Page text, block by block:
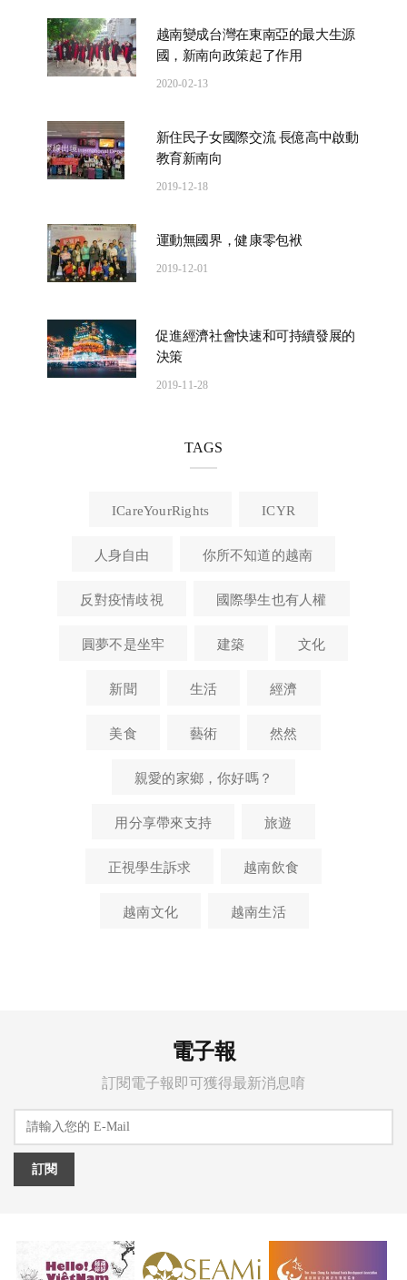
越南變成台灣在東南亞的最大生源
國，新南向政策起了作用
2020-02-13
新住民子女國際交流 長億高中啟動
教育新南向
2019-12-18
運動無國界，健康零包袱
2019-12-01
促進經濟社會快速和可持續發展的
決策
2019-11-28
TAGS
ICareYourRights ICYR
人身自由 你所不知道的越南
反對疫情歧視 國際學生也有人權
圓夢不是坐牢 建築 文化
新聞 生活 經濟
美食 藝術 然然
親愛的家鄉，你好嗎？
用分享帶來支持 旅遊
正視學生訴求 越南飲食
越南文化 越南生活
電子報
訂閱電子報即可獲得最新消息唷
訂閱